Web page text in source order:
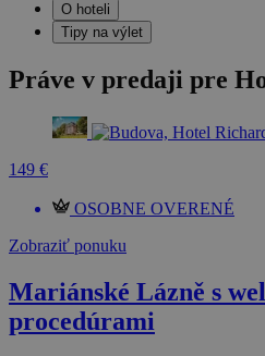
O hoteli
Tipy na výlet
Práve v predaji pre
149 €
OSOBNE OVERENÉ
Zobraziť ponuku
Mariánské Lázně s
procedúrami